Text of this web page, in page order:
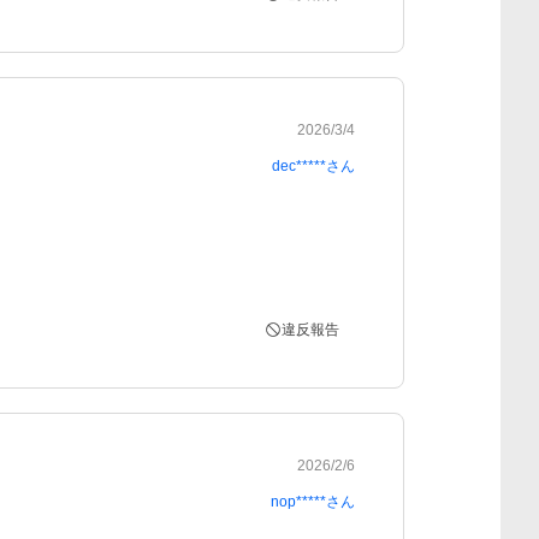
2026/3/4
dec*****さん
違反報告
2026/2/6
nop*****さん